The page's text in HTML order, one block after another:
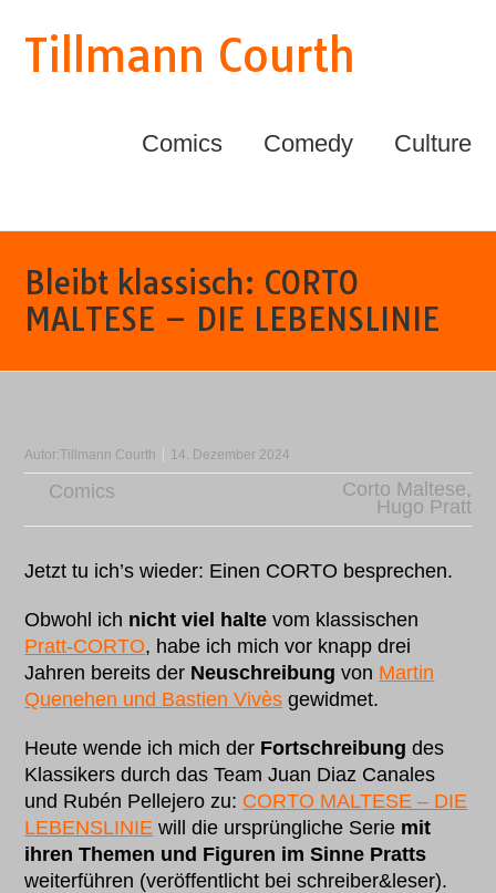
Tillmann Courth
Comics Comedy Culture
Bleibt klassisch: CORTO
MALTESE – DIE LEBENSLINIE
Autor:Tillmann Courth 14. Dezember 2024
Comics Corto Maltese,
Hugo Pratt
Jetzt tu ich’s wieder: Einen CORTO besprechen.
Obwohl ich nicht viel halte vom klassischen
Pratt-CORTO, habe ich mich vor knapp drei
Jahren bereits der Neuschreibung von Martin
Quenehen und Bastien Vivès gewidmet.
Heute wende ich mich der Fortschreibung des
Klassikers durch das Team Juan Diaz Canales
und Rubén Pellejero zu: CORTO MALTESE – DIE
LEBENSLINIE will die ursprüngliche Serie mit
ihren Themen und Figuren im Sinne Pratts
weiterführen (veröffentlicht bei schreiber&leser).